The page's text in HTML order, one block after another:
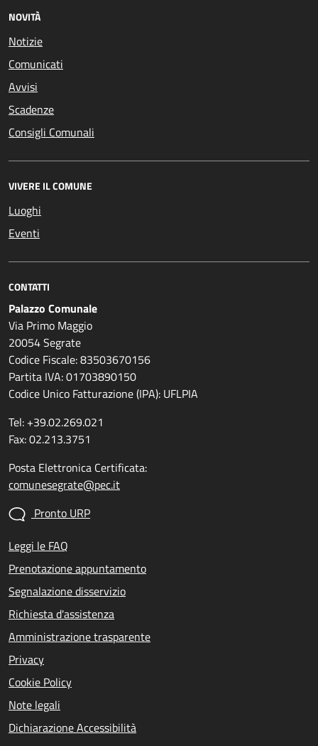
NOVITÀ
Notizie
Comunicati
Avvisi
Scadenze
Consigli Comunali
VIVERE IL COMUNE
Luoghi
Eventi
CONTATTI
Palazzo Comunale
Via Primo Maggio
20054 Segrate
Codice Fiscale: 83503670156
Partita IVA: 01703890150
Codice Unico Fatturazione (IPA): UFLPIA
Tel: +39.02.269.021
Fax: 02.213.3751
Posta Elettronica Certificata:
comunesegrate@pec.it
Pronto URP
Leggi le FAQ
Prenotazione appuntamento
Segnalazione disservizio
Richiesta d'assistenza
Amministrazione trasparente
Privacy
Cookie Policy
Note legali
Dichiarazione Accessibilità